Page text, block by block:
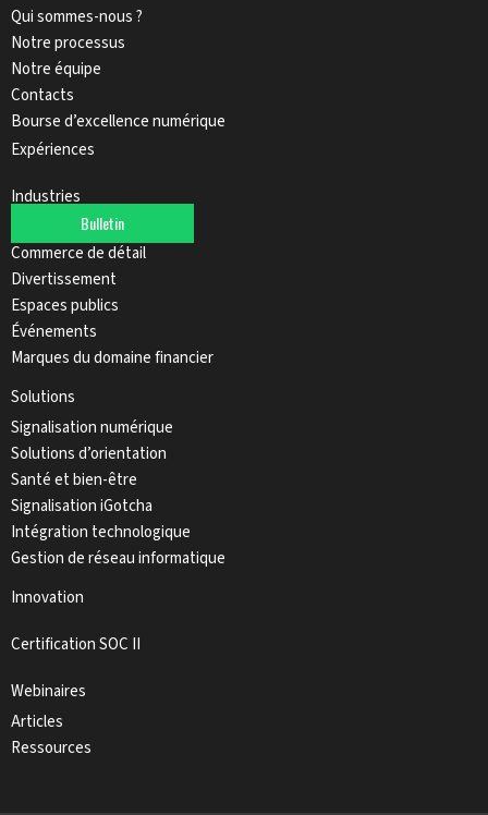
Qui sommes-nous ?
Notre processus
Notre équipe
Contacts
Bourse d’excellence numérique
Expériences
Bulletin
Industries
Automobile
Commerce de détail
Divertissement
Espaces publics
Événements
Marques du domaine financier
Solutions
Signalisation numérique
Solutions d’orientation
Santé et bien-être
Signalisation iGotcha
Intégration technologique
Gestion de réseau informatique
Innovation
Certification SOC II
Webinaires
Articles
Ressources